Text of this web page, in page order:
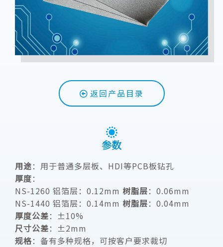
返回产品目录
参数
用途：用于普通多层板、HDI等PCB板钻孔
厚度：
NS-1260 铝箔层：0.12mm 树脂层：0.06mm
NS-1440 铝箔层：0.14mm 树脂层：0.04mm
厚度公差：±10%
尺寸公差：±2mm
规格：备有多种规格，可按客户要求裁切